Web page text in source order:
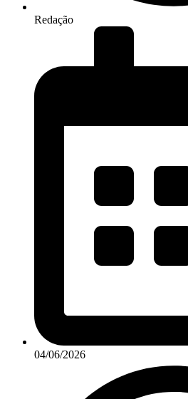
Redação
04/06/2026